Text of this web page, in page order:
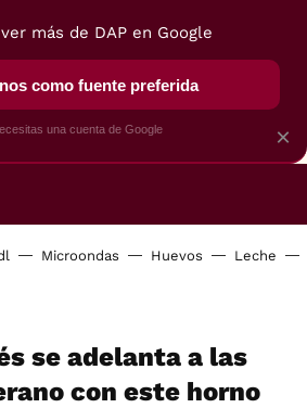
DE AIRE GUÍAS DE
Microondas Huevos Leche
se adelanta a las
con este horno
×
más de DAP en Google
como fuente preferida
una cuenta de Google